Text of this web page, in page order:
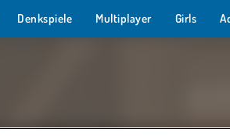
Denkspiele Multiplayer Girls